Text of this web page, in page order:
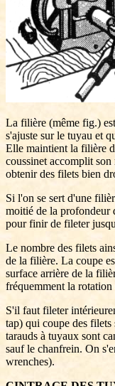
La filière (même fig.)
s'ajuste sur le tuyau et
Elle maintient la filière
coussinet accomplit
obtenir des filets bien
Si l'on se sert d'une
moitié de la profondeur
pour finir de fileter
Le nombre des filets
de la filière. La coupe
surface arrière de la
fréquemment la
S'il faut fileter
tap) qui coupe des
tarauds à tuyaux sont
sauf le chanfrein. On
wrenches).